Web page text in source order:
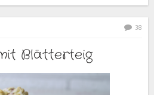
38
Blätterteig